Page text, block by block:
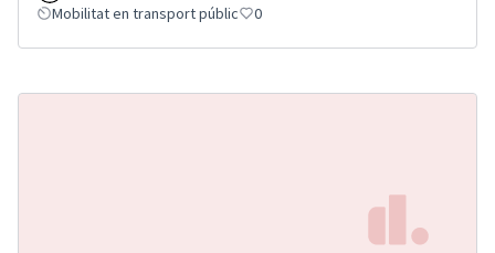
Mobilitat en transport públic
0